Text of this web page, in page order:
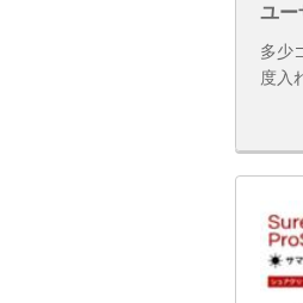
ユー
多少
度入